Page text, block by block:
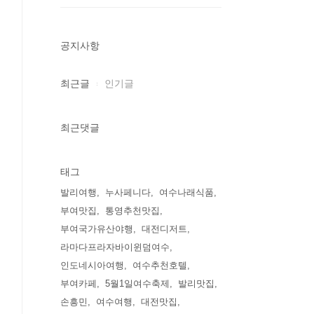
공지사항
최근글 인기글
최근댓글
태그
발리여행 누사페니다
여수나래식품
부여맛집
통영추천맛집
부여국가유산야행
대전디저트
라마다프라자바이윈덤여수
인도네시아여행
여수추천호텔
부여카페
5월1일여수축제
발리맛집
손흥민
여수여행 대전맛집